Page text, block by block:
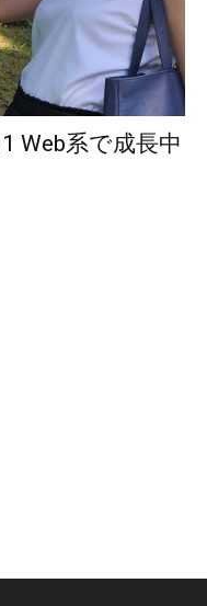
Web系で成長中